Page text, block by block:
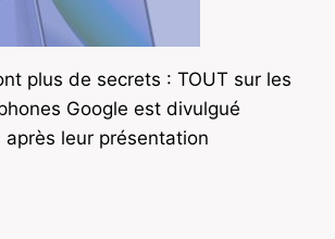
plus de secrets : TOUT sur les
Google est divulgué
après leur présentation